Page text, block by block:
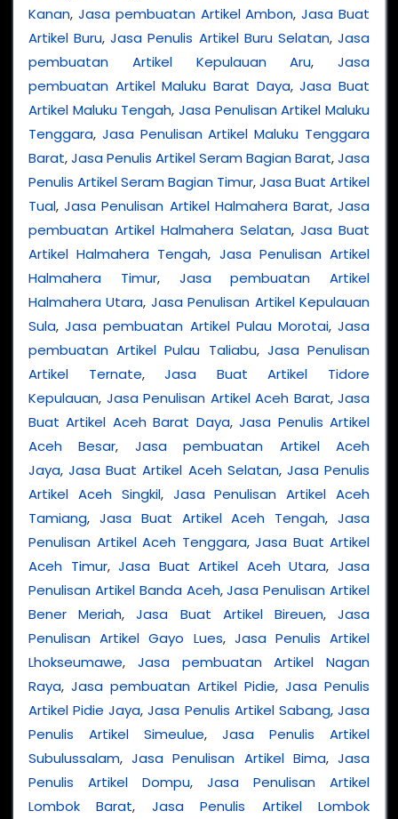
Kanan, Jasa pembuatan Artikel Ambon,Jasa Buat
Artikel Buru,Jasa Penulis Artikel Buru Selatan,Jasa
pembuatan Artikel Kepulauan Aru, Jasa
pembuatan Artikel Maluku Barat Daya,Jasa Buat
Artikel Maluku Tengah,Jasa Penulisan Artikel Maluku
Tenggara, Jasa Penulisan Artikel Maluku Tenggara
Barat,Jasa Penulis Artikel Seram Bagian Barat,Jasa
Penulis Artikel Seram Bagian Timur,Jasa Buat Artikel
Tual,Jasa Penulisan Artikel Halmahera Barat,Jasa
pembuatan Artikel Halmahera Selatan, Jasa Buat
Artikel Halmahera Tengah, Jasa Penulisan Artikel
Halmahera Timur, Jasa pembuatan Artikel
Halmahera Utara, Jasa Penulisan Artikel Kepulauan
Sula,Jasa pembuatan Artikel Pulau Morotai,Jasa
pembuatan Artikel Pulau Taliabu, Jasa Penulisan
Artikel Ternate,Jasa Buat Artikel Tidore
Kepulauan, Jasa Penulisan Artikel Aceh Barat, Jasa
Buat Artikel Aceh Barat Daya,Jasa Penulis Artikel
Aceh Besar, Jasa pembuatan Artikel Aceh
Jaya,Jasa Buat Artikel Aceh Selatan, Jasa Penulis
Artikel Aceh Singkil, Jasa Penulisan Artikel Aceh
Tamiang, Jasa Buat Artikel Aceh Tengah,Jasa
Penulisan Artikel Aceh Tenggara, Jasa Buat Artikel
Aceh Timur,Jasa Buat Artikel Aceh Utara,Jasa
Penulisan Artikel Banda Aceh,Jasa Penulisan Artikel
Bener Meriah,Jasa Buat Artikel Bireuen,Jasa
Penulisan Artikel Gayo Lues, Jasa Penulis Artikel
Lhokseumawe, Jasa pembuatan Artikel Nagan
Raya, Jasa pembuatan Artikel Pidie, Jasa Penulis
Artikel Pidie Jaya,Jasa Penulis Artikel Sabang,Jasa
Penulis Artikel Simeulue, Jasa Penulis Artikel
Subulussalam,Jasa Penulisan Artikel Bima,Jasa
Penulis Artikel Dompu, Jasa Penulisan Artikel
Lombok Barat, Jasa Penulis Artikel Lombok